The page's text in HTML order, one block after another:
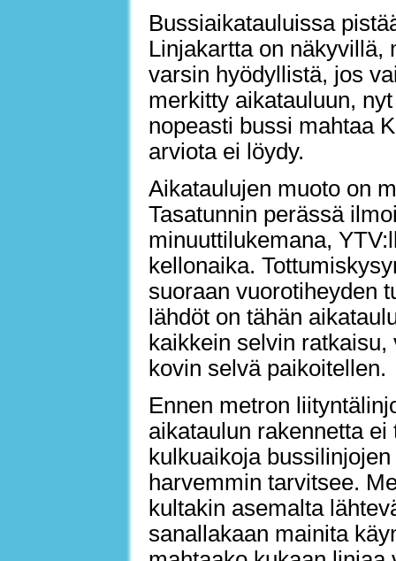
Bussiaikatauluissa
Linjakartta on näkyvillä,
varsin hyödyllistä, jos
merkitty aikatauluun,
nopeasti bussi mahtaa
arviota ei löydy.
Aikataulujen muoto on
Tasatunnin perässä
minuuttilukemana,
kellonaika.
suoraan vuorotiheyden
lähdöt on tähän
kaikkein selvin
kovin selvä paikoitellen.
Ennen metron
aikataulun rakennetta
kulkuaikoja
harvemmin tarvitsee.
kultakin asemalta
sanallakaan mainita